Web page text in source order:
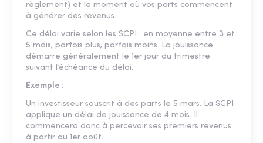
règlement) et le moment où vos parts commencent
à générer des revenus.
Ce délai varie selon les SCPI : en moyenne entre 3 et
5 mois, parfois plus, parfois moins. La jouissance
démarre généralement le 1er jour du trimestre
suivant l’échéance du délai.
Exemple :
Un investisseur souscrit à des parts le 5 mars. La SCPI
applique un délai de jouissance de 4 mois. Il
commencera donc à percevoir ses premiers revenus
à partir du 1er août.